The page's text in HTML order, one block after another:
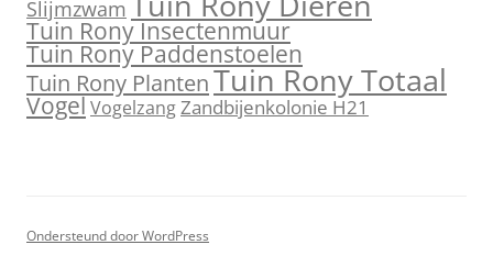
Slijmzwam
Tuin Rony Insectenmuur
Tuin Rony Paddenstoelen
Tuin Rony PlantenTuin Rony Totaal
VogelVogelzangZandbijenkolonie H21
Ondersteund door WordPress